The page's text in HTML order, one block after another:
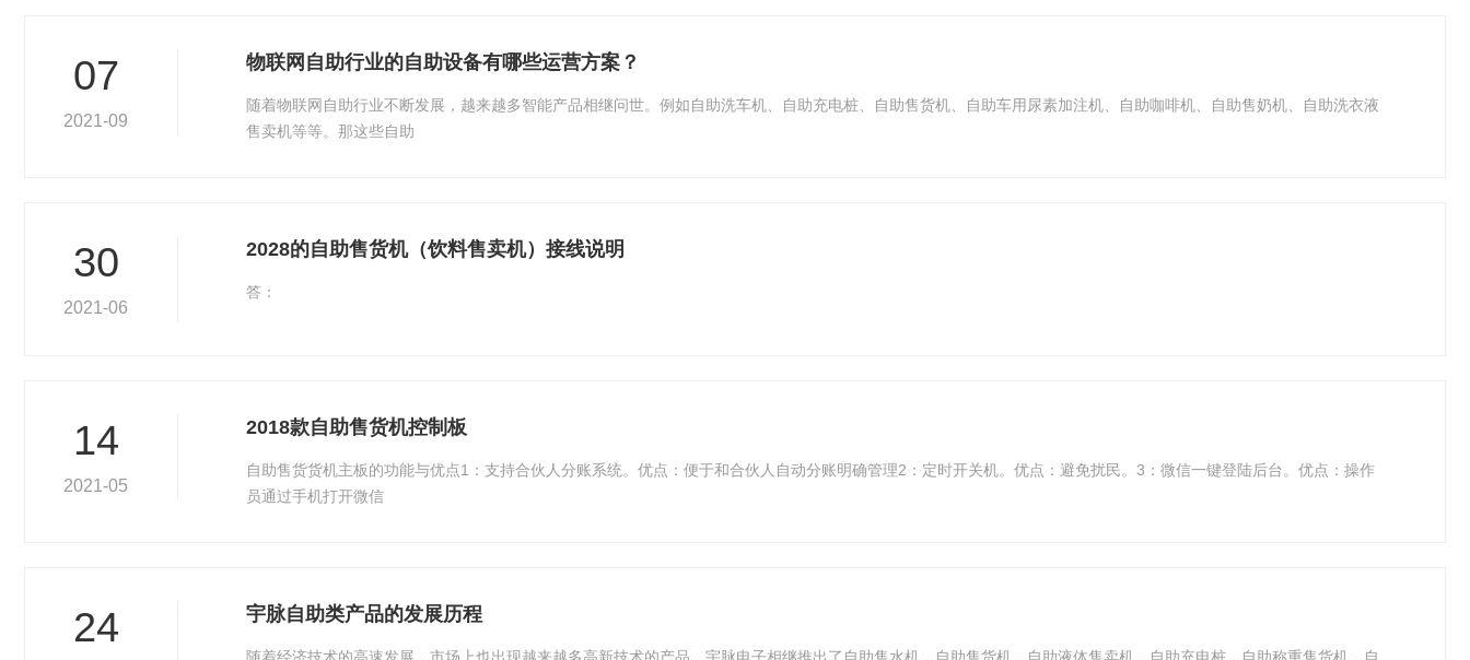
07
2021-09
物联网自助行业的自助设备有哪些运营方案？
随着物联网自助行业不断发展，越来越多智能产品相继问世。例如自助洗车机、自助充电桩、自助售货机、自助车用尿素加注机、自助咖啡机、自助售奶机、自助洗衣液
售卖机等等。那这些自助
30
2021-06
2028的自助售货机（饮料售卖机）接线说明
答：
14
2021-05
2018款自助售货机控制板
自助售货货机主板的功能与优点1：支持合伙人分账系统。优点：便于和合伙人自动分账明确管理2：定时开关机。优点：避免扰民。3：微信一键登陆后台。优点：操作
员通过手机打开微信
24 宇脉自助类产品的发展历程